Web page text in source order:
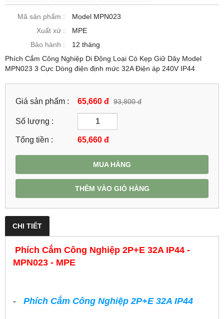
Mã sản phẩm :
Model MPN023
Xuất xứ :
MPE
Bảo hành :
12 tháng
Phích Cắm Công Nghiệp Di Động Loại Có Kẹp Giữ Dây Model
MPN023 3 Cực Dòng điện định mức 32A Điện áp 240V IP44
Giá sản phẩm : 65,660 đ 93,800 đ
Số lượng :
Tổng tiền : 65,660 đ
MUA HÀNG
THÊM VÀO GIỎ HÀNG
CHI TIẾT
Phích Cắm Công Nghiệp 2P+E 32A IP44 -
MPN023 - MPE
- Phích Cắm Công Nghiệp 2P+E 32A IP44